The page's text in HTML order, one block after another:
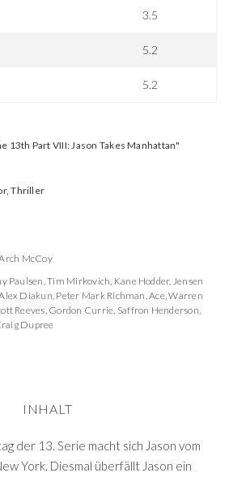
3.5
5.2
5.2
13th Part VIII: Jason Takes Manhattan"
Thriller
McCoy
Paulsen ,Tim Mirkovich Kane Hodder, Jensen
Diakun Peter Mark Richman ,Ace,Warren
Reeves Gordon Currie Saffron Henderson
Dupree
INHALT
der 13. Serie macht sich Jason vom
York. Diesmal überfällt Jason ein